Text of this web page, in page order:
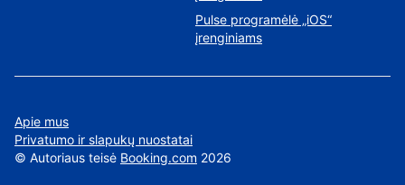
Pulse programėlė „iOS“
įrenginiams
Apie mus
Privatumo ir slapukų nuostatai
© Autoriaus teisė Booking.com 2026